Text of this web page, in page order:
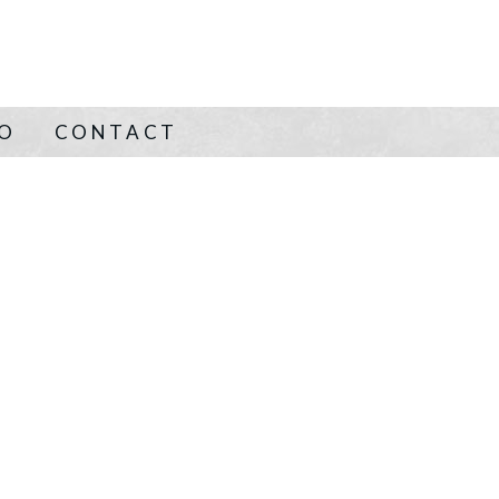
CONTACT